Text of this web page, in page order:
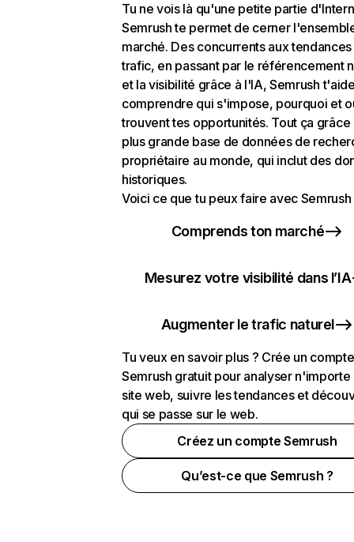
Tu ne vois là qu'une petite partie
Semrush te permet de cerner
marché. Des concurrents aux
trafic, en passant par le référencement
et la visibilité grâce à l'IA, Semrush
comprendre qui s'impose, pourquoi et
trouvent tes opportunités. Tout ça grâce
plus grande base de données de
propriétaire au monde, qui inclut des
historiques.
Voici ce que tu peux faire avec Semrush
Comprends ton marché
Mesurez votre visibilité dans l’IA
Augmenter le trafic naturel
Tu veux en savoir plus ? Crée un compte
Semrush gratuit pour analyser n'importe
site web, suivre les tendances et
qui se passe sur le web.
Créez un compte Semrush
Qu’est-ce que Semrush ?